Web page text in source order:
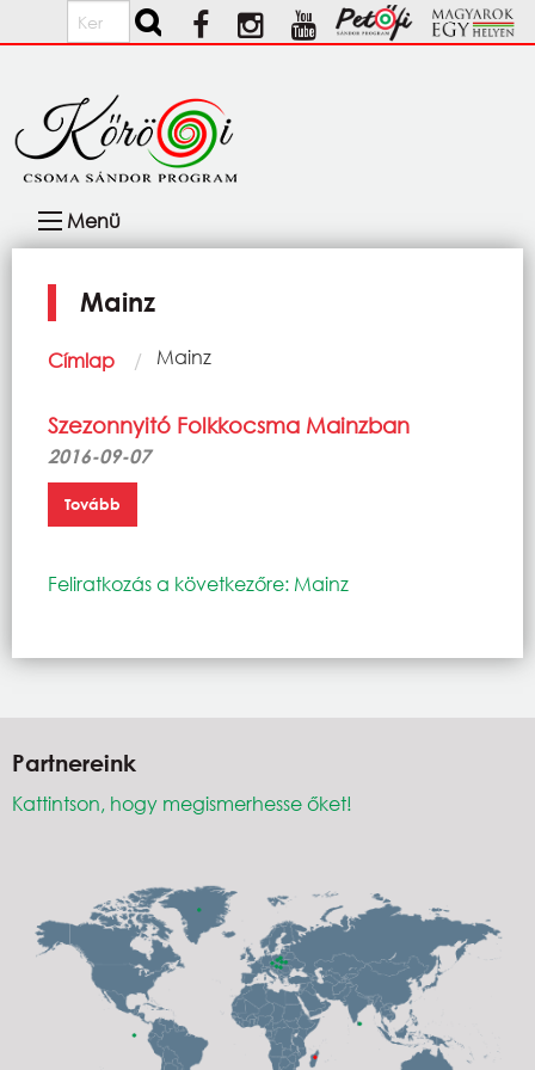
Ugrás a tartalomra
Keresés
navigáció
Menü
Mainz
Morzsa
Címlap Current:
Mainz
Szezonnyitó Folkkocsma Mainzban
2016-09-07
Tovább
Feliratkozás a következőre: Mainz
Partnereink
Kattintson, hogy megismerhesse őket!